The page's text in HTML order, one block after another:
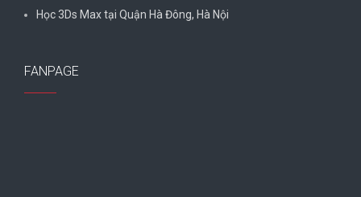
Học 3Ds Max tại Quận Hà Đông, Hà Nội
FANPAGE